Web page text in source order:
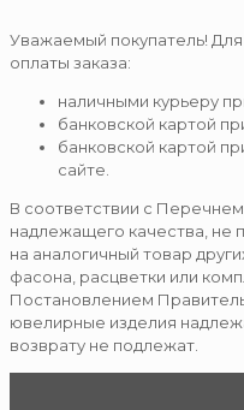
Уважаемый покупатель!
оплаты заказа:
наличными курьеру
банковской картой
банковской картой
сайте.
В соответствии с
надлежащего качества, не
на аналогичный товар
фасона, расцветки или
Постановлением
ювелирные изделия
возврату не подлежат.